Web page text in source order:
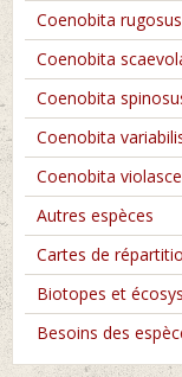
Coenobita rugosus
Coenobita
Coenobita
Coenobita
Coenobita
Autres espèces
Cartes de
Biotopes et
Besoins des